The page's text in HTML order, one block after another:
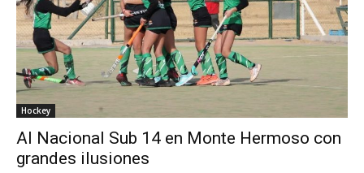
Hockey
Al Nacional Sub 14 en Monte Hermoso con
grandes ilusiones